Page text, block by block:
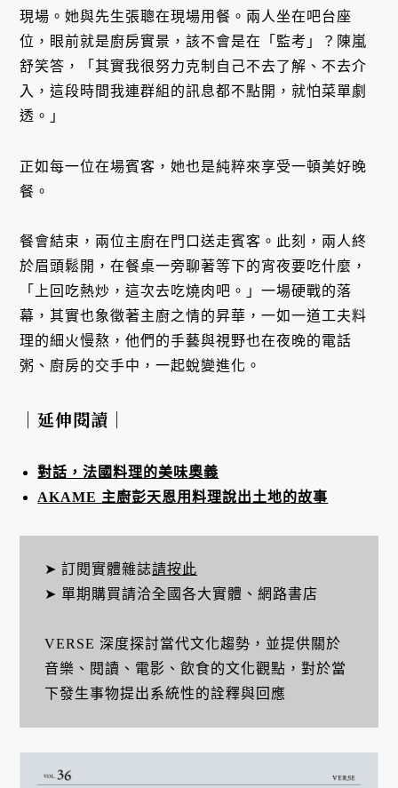
現場。她與先生張聰在現場用餐。兩人坐在吧台座
位，眼前就是廚房實景，該不會是在「監考」？陳嵐
舒笑答，「其實我很努力克制自己不去了解、不去介
入，這段時間我連群組的訊息都不點開，就怕菜單劇
透。」
正如每一位在場賓客，她也是純粹來享受一頓美好晚
餐。
餐會結束，兩位主廚在門口送走賓客。此刻，兩人終
於眉頭鬆開，在餐桌一旁聊著等下的宵夜要吃什麼，
「上回吃熱炒，這次去吃燒肉吧。」一場硬戰的落
幕，其實也象徵著主廚之情的昇華，一如一道工夫料
理的細火慢熬，他們的手藝與視野也在夜晚的電話
粥、廚房的交手中，一起蛻變進化。
｜延伸閱讀｜
對話，法國料理的美味奧義
AKAME 主廚彭天恩用料理說出土地的故事
➤ 訂閱實體雜誌請按此
➤ 單期購買請洽全國各大實體、網路書店
VERSE 深度探討當代文化趨勢，並提供關於
音樂、閱讀、電影、飲食的文化觀點，對於當
下發生事物提出系統性的詮釋與回應